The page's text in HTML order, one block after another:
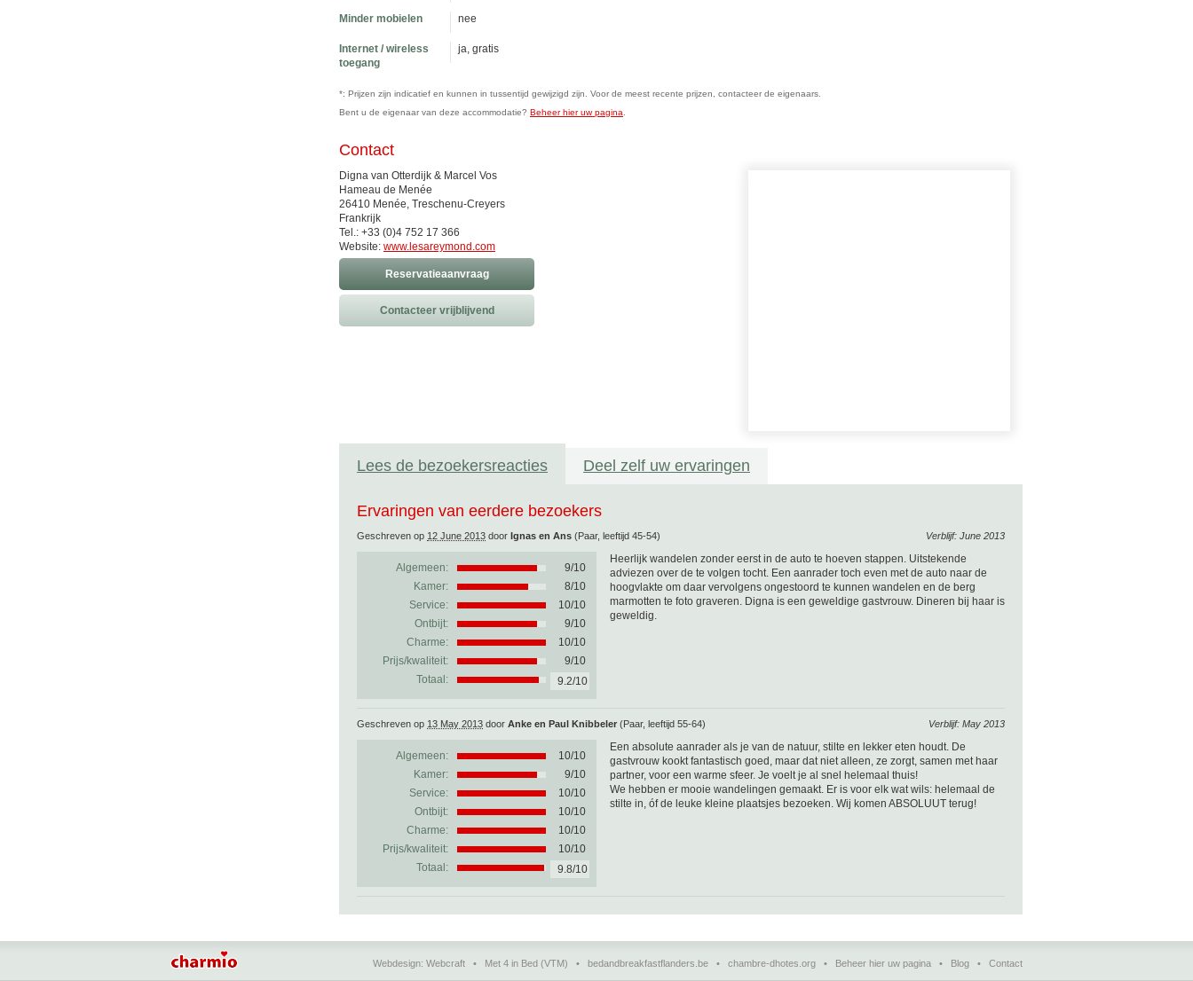
Minder mobielen nee
Internet / wireless
toegang
ja, gratis
*: Prijzen zijn indicatief en kunnen in tussentijd gewijzigd zijn. Voor de meest recente prijzen, contacteer de eigenaars.
Bent u de eigenaar van deze accommodatie? Beheer hier uw pagina
Contact
Digna van Otterdijk & Marcel Vos
Hameau de Menée
26410 Menée, Treschenu-Creyers
Frankrijk
Tel.: +33 (0)4 752 17 366
Website: www.lesareymond.com
Reservatieaanvraag
Contacteer vrijblijvend
Lees de bezoekersreacties Deel zelf uw ervaringen
Ervaringen van eerdere bezoekers
Verblijf: June 2013
Geschreven op 12 June 2013 door Ignas en Ans (Paar, leeftijd 45-54)
Algemeen: 9/10
Kamer:
8/10
Service:
10/10
Ontbijt:
9/10
Charme:
10/10
Prijs/kwaliteit:
9/10
Totaal:
9.2/10
Heerlijk wandelen zonder eerst in de auto te hoeven stappen. Uitstekende
adviezen over de te volgen tocht. Een aanrader toch even met de auto naar de
hoogvlakte om daar vervolgens ongestoord te kunnen wandelen en de berg
marmotten te foto graveren. Digna is een geweldige gastvrouw. Dineren bij haar is
geweldig.
Verblijf: May 2013
Geschreven op 13 May 2013 door Anke en Paul Knibbeler (Paar, leeftijd 55-64)
Algemeen: 10/10
Kamer:
9/10
Service:
10/10
Ontbijt:
10/10
Charme:
10/10
Prijs/kwaliteit:
10/10
Totaal:
9.8/10
Een absolute aanrader als je van de natuur, stilte en lekker eten houdt. De
gastvrouw kookt fantastisch goed, maar dat niet alleen, ze zorgt, samen met haar
partner, voor een warme sfeer. Je voelt je al snel helemaal thuis!
We hebben er mooie wandelingen gemaakt. Er is voor elk wat wils: helemaal de
stilte in, óf de leuke kleine plaatsjes bezoeken. Wij komen ABSOLUUT terug!
Webdesign: Webcraft • Met 4 in Bed (VTM) • bedandbreakfastflanders.be • chambre-dhotes.org • Beheer hier uw pagina • Blog • Contact